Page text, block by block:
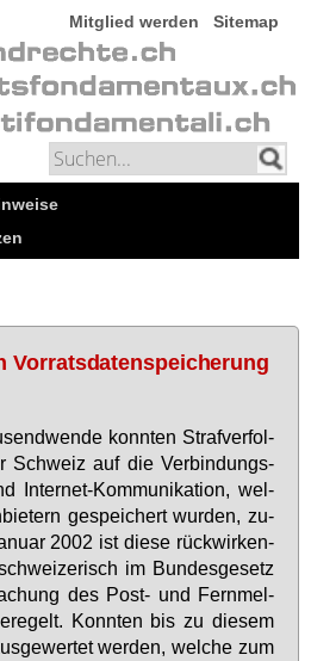
Mitglied werden Sitemap
Vorratsdatenspeicherung
konn­ten Straf­ver­fol­
Schweiz auf die Ver­bin­dungs­
In­ter­net-Kom­mu­ni­ka­ti­on, wel­
ge­spei­chert wur­den, zu­
2002 ist die­se rück­wir­ken­
im Bun­des­ge­setz
des Post- und Fern­mel­
Konn­ten bis zu die­sem
wer­den, wel­che zum